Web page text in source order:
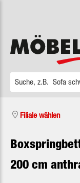
Filiale wählen
200 cm